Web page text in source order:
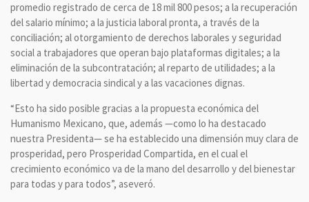
promedio registrado de cerca de 18 mil 800 pesos; a la recuperación
del salario mínimo; a la justicia laboral pronta, a través de la
conciliación; al otorgamiento de derechos laborales y seguridad
social a trabajadores que operan bajo plataformas digitales; a la
eliminación de la subcontratación; al reparto de utilidades; a la
libertad y democracia sindical y a las vacaciones dignas.
“Esto ha sido posible gracias a la propuesta económica del
Humanismo Mexicano, que, además —como lo ha destacado
nuestra Presidenta— se ha establecido una dimensión muy clara de
prosperidad, pero Prosperidad Compartida, en el cual el
crecimiento económico va de la mano del desarrollo y del bienestar
para todas y para todos”, aseveró.